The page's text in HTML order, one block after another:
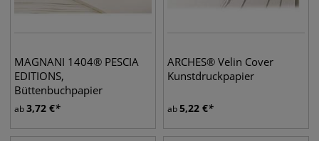
MAGNANI 1404® PESCIA
EDITIONS,
Büttenbuchpapier
ab3,72 €
ARCHES® Velin Cover
Kunstdruckpapier
ab5,22 €